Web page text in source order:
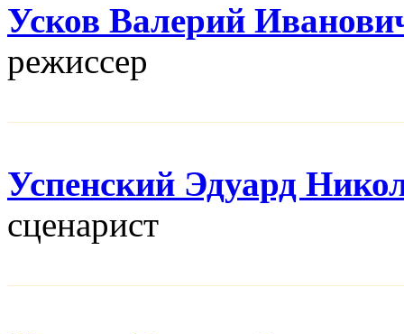
Усков Валерий
режисcер
Успенский Эдуард
сценарист